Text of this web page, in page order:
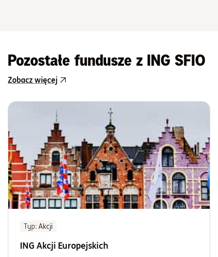
Pozostałe fundusze z ING SFIO
Zobacz więcej
Typ: Akcji
ING Akcji Europejskich